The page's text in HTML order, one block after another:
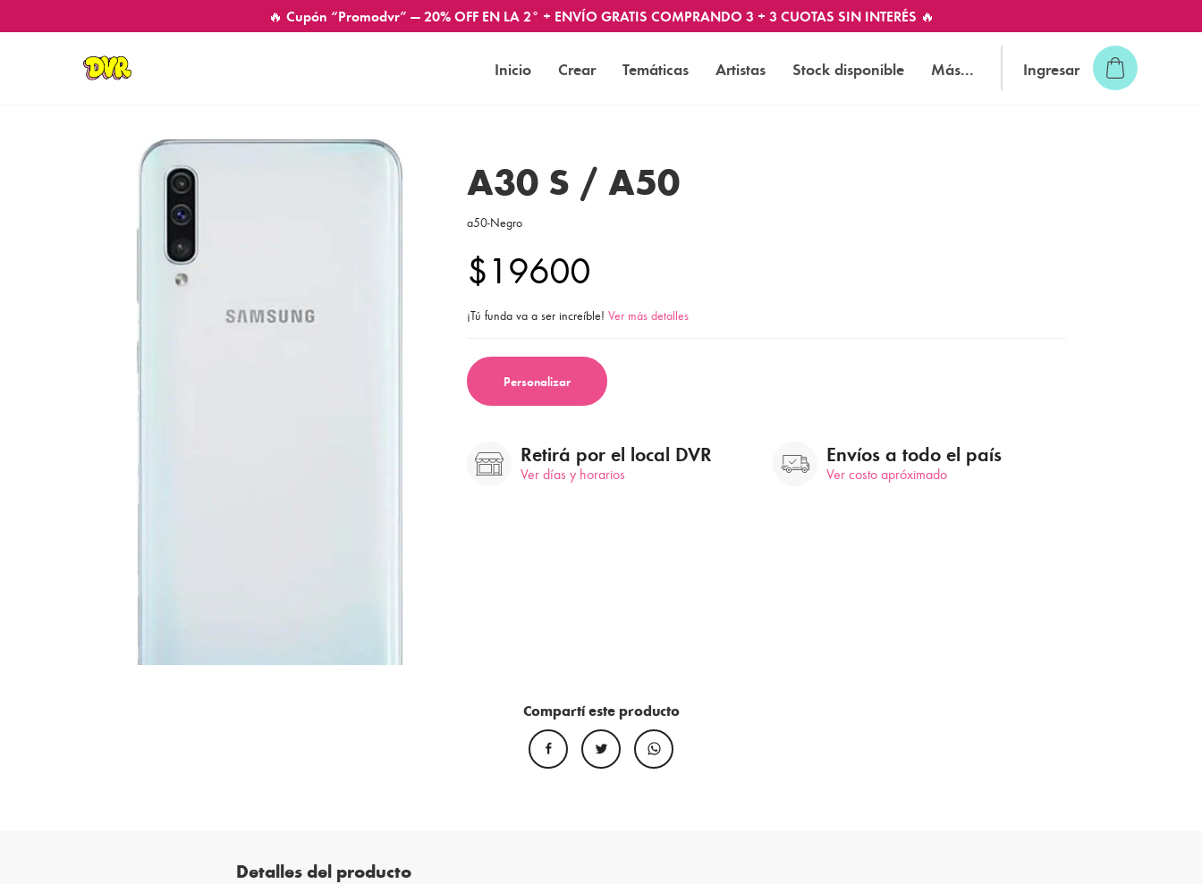
🔥 Cupón “Promodvr” — 20% OFF EN LA 2° + ENVÍO GRATIS COMPRANDO 3 + 3 CUOTAS SIN INTERÉS 🔥
Inicio Crear Temáticas Artistas Stock disponible Más... Ingresar
A30 S / A50
a50-Negro
$19600
¡Tú funda va a ser increíble! Ver más detalles
Personalizar
Retirá por el local DVR
Ver días y horarios
Envíos a todo el país
Ver costo apróximado
Compartí este producto
Detalles del producto